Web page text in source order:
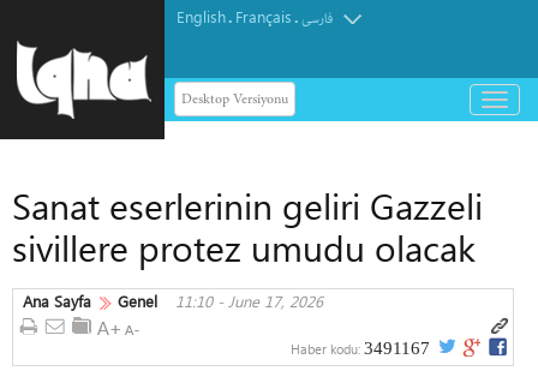
English. Français.فارسی
Desktop Versiyonu
باز
و
Sanat eserlerinin geliri Gazzeli
sivillere protez umudu olacak
Ana Sayfa Genel 11:10 - June 17, 2026
Haber kodu: 3491167